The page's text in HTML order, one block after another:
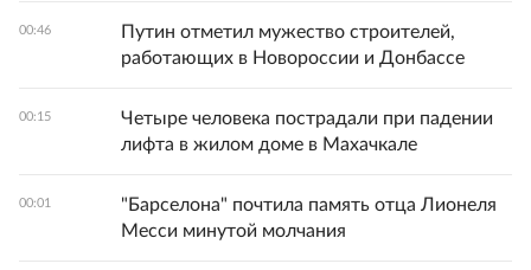
00:46
Путин отметил мужество строителей,
работающих в Новороссии и Донбассе
00:15
Четыре человека пострадали при падении
лифта в жилом доме в Махачкале
00:01
"Барселона" почтила память отца Лионеля
Месси минутой молчания